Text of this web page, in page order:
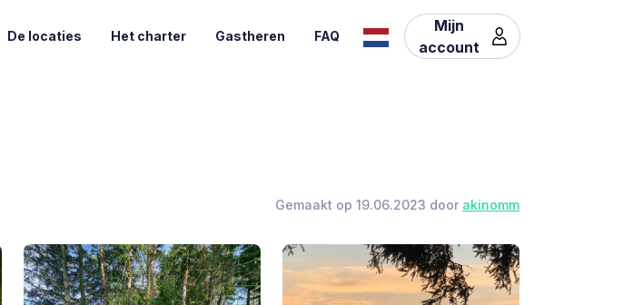
De locaties Het charter Gastheren FAQ
Mijn
account
Gemaakt op 19.06.2023 door akinomm